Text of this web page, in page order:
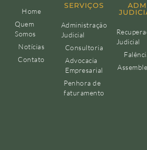
Home
Quem
Somos
Notícias
Contato
SERVIÇOS
Administração
Judicial
Consultoria
Advocacia
Empresarial
Penhora de
faturamento
ADM
Judicial